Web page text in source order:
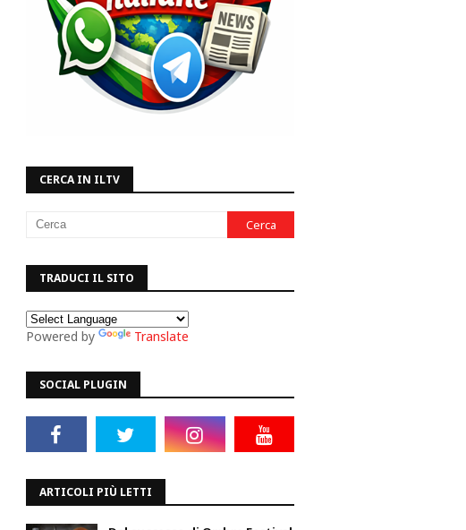
CERCA IN ILTV
TRADUCI IL SITO
Powered by Translate
SOCIAL PLUGIN
ARTICOLI PIÙ LETTI